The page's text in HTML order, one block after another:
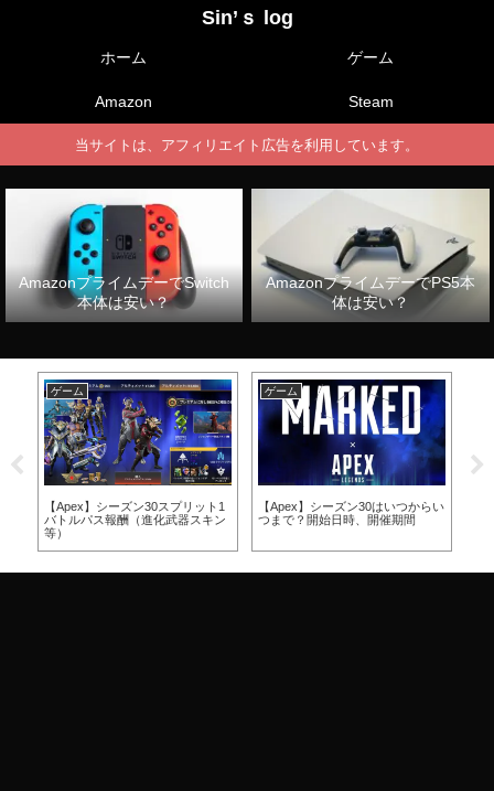
Sin’ｓ log
ホーム ゲーム
Amazon Steam
当サイトは、アフィリエイト広告を利用しています。
AmazonプライムデーでSwitch
本体は安い？
AmazonプライムデーでPS5本
体は安い？
ゲーム
【Apex】シーズン30スプリット1
バトルパス報酬（進化武器スキン
等）
ゲーム
【Apex】シーズン30はいつからい
つまで？開始日時、開催期間